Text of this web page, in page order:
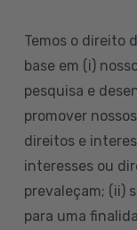
Temos o direito
base em (i)
pesquisa e
promover
direitos e
interesses ou
prevaleçam; (ii)
para uma